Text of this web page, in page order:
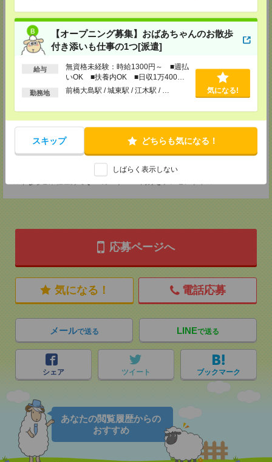
【オープニング募集】おばあちゃんのお散歩
付き添いも仕事の1つ[派遣]
給与
無資格未経験：時給1300円～ ■週払
いOK ■扶養内OK ■日収1万400円
以上
勤務地 前橋大島駅 / 城東駅 / 江木駅 / … 気になる!
スキップ どちらも気になる！
しばらく表示しない
MAIL：tenshoku@nikken-ts.jp
担当：採用担当
メディカルケア事業部 町田オフィス
東京都町田市森野1-7-23 大樹生命町田ビル6F
MAIL：tenshoku@nikken-ts.jp
メディカルケア事業部 横浜オフィス
神奈川県横浜市保土ケ谷区神戸町134 横浜ビジネスパークサウスタワー
TEL：0120-901-799
MAIL：tenshoku@nikken-ts.jp
担当：採用担当
応募ページへ
気になる！ 電話応募
メールで送る LINEで送る
シェア ツイート ブックマーク
あなたの閲覧履歴からの
おすすめ